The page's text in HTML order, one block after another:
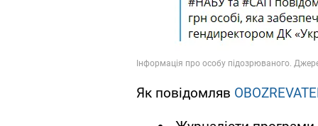
Як повідомляв